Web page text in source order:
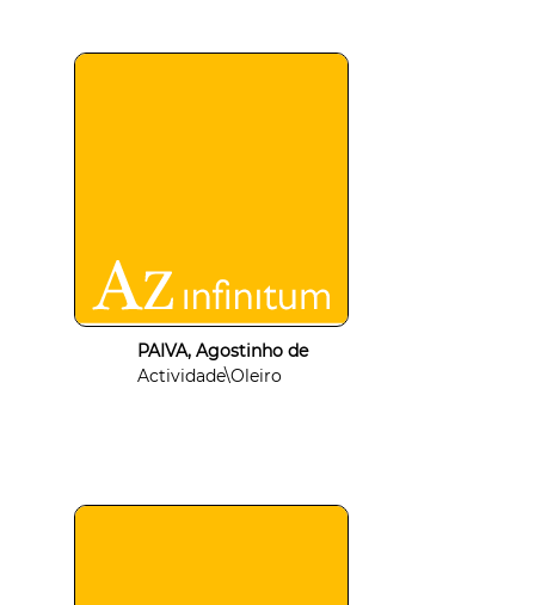
PAIVA, Agostinho de
Actividade\Oleiro